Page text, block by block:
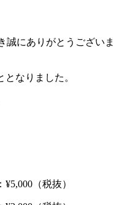
誠にありがとうございま
なりました。
（税抜）